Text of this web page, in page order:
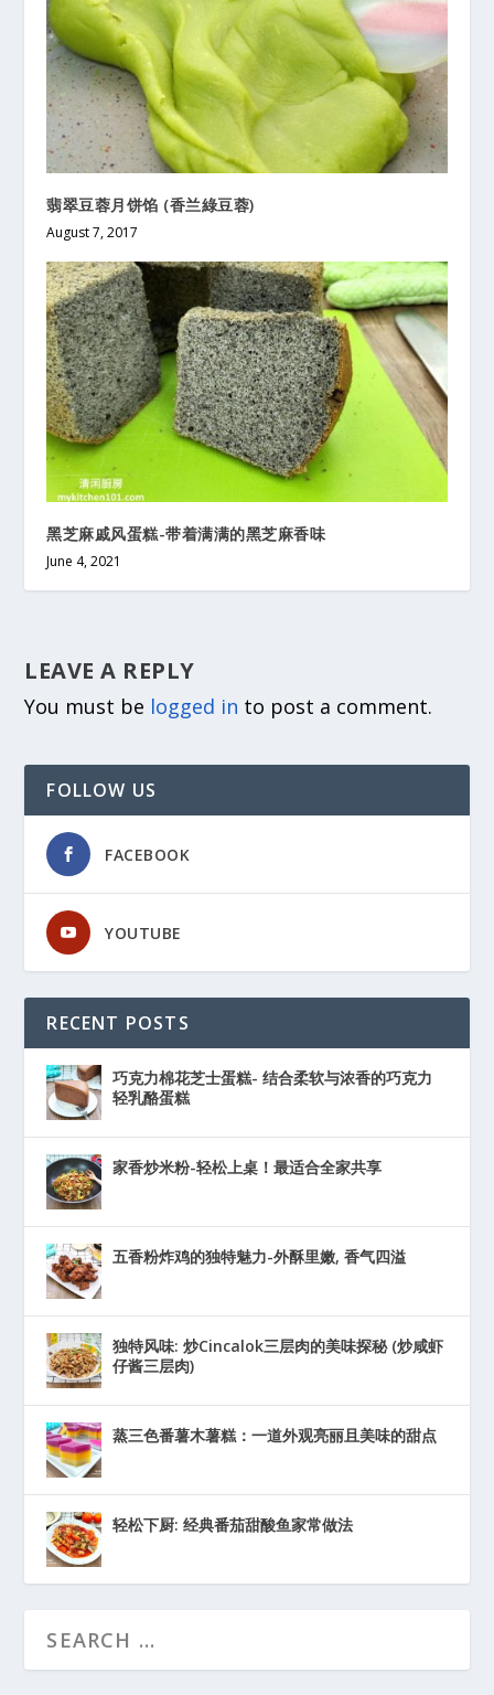
翡翠豆蓉月饼馅 (香兰綠豆蓉)
August 7, 2017
黑芝麻戚风蛋糕-带着满满的黑芝麻香味
June 4, 2021
LEAVE A REPLY
You must be logged in to post a comment.
FOLLOW US
FACEBOOK
YOUTUBE
RECENT POSTS
巧克力棉花芝士蛋糕- 结合柔软与浓香的巧克力
轻乳酪蛋糕
家香炒米粉-轻松上桌！最适合全家共享
五香粉炸鸡的独特魅力-外酥里嫩, 香气四溢
独特风味: 炒Cincalok三层肉的美味探秘 (炒咸虾
仔酱三层肉)
蒸三色番薯木薯糕：一道外观亮丽且美味的甜点
轻松下厨: 经典番茄甜酸鱼家常做法